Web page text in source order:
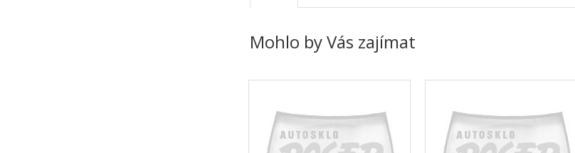
Mohlo by Vás zajímat